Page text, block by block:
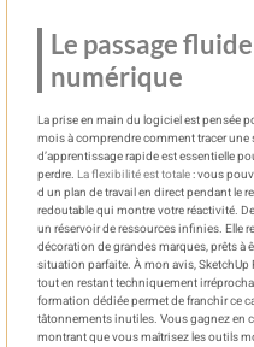
Le passage
numérique
La prise en main du logiciel est pensée
mois à comprendre comment tracer
d’apprentissage rapide est essentielle
perdre. La flexibilité est totale: vous
d un plan de travail en direct pendant le
redoutable qui montre votre réactivité.
un réservoir de ressources infinies. Elle
décoration de grandes marques, prêts à
situation parfaite. À mon avis, SketchUp
tout en restant techniquement
formation dédiée permet de franchir ce
tâtonnements inutiles. Vous gagnez en
montrant que vous maîtrisez les outils